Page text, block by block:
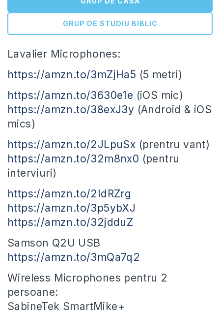
GRUP DE STUDIU BIBLIC
Lavalier Microphones:
https://amzn.to/3mZjHa5 (5 metri)
https://amzn.to/3630e1e (iOS mic)
https://amzn.to/38exJ3y (Android & iOS
mics)
https://amzn.to/2JLpuSx (prentru vant)
https://amzn.to/32m8nx0 (pentru
interviuri)
https://amzn.to/2IdRZrg
https://amzn.to/3p5ybXJ
https://amzn.to/32jdduZ
Samson Q2U USB
https://amzn.to/3mQa7q2
Wireless Microphones pentru 2
persoane:
SabineTek SmartMike+